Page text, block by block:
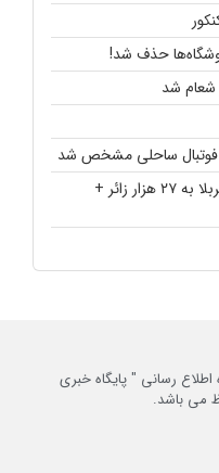
حذف شد!
شعام شد
فوتبال ساحلی مشخص شد
خدمات درمانگاه هلال‌احمر بوشهر در کربلا به ۲۷ هزار زائر +
رسانی " پایگاه خبری
می باشد.